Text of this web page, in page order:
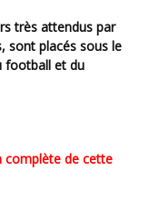
très attendus par
sont placés sous le
football et du
complète de cette